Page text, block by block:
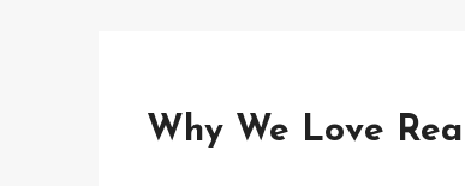
Why We Love